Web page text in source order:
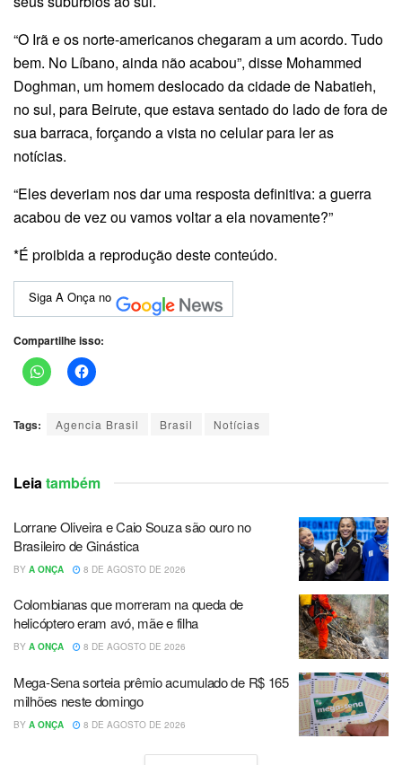
“O Irã e os norte-americanos chegaram a um acordo. Tudo
bem. No Líbano, ainda não acabou”, disse Mohammed
Doghman, um homem deslocado da cidade de Nabatieh,
no sul, para Beirute, que estava sentado do lado de fora de
sua barraca, forçando a vista no celular para ler as
notícias.
“Eles deveriam nos dar uma resposta definitiva: a guerra
acabou de vez ou vamos voltar a ela novamente?”
*É proibida a reprodução deste conteúdo.
Siga A Onça no
Compartilhe isso:
Tags: Agencia Brasil Brasil Notícias
Leiatambém
Lorrane Oliveira e Caio Souza são ouro no
Brasileiro de Ginástica
BY A ONÇA 8 DE AGOSTO DE 2026
Colombianas que morreram na queda de
helicóptero eram avó, mãe e filha
BY A ONÇA 8 DE AGOSTO DE 2026
Mega-Sena sorteia prêmio acumulado de R$ 165
milhões neste domingo
BY A ONÇA 8 DE AGOSTO DE 2026